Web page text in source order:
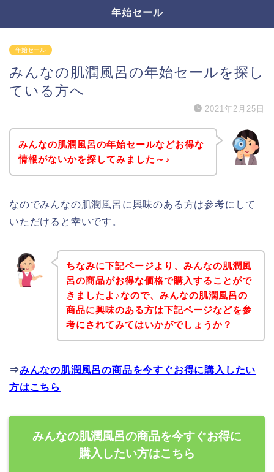
年始セール
年始セール
みんなの肌潤風呂の年始セールを探し
ている方へ
2021年2月25日
みんなの肌潤風呂の年始セールなどお得な
情報がないかを探してみました～♪
なのでみんなの肌潤風呂に興味のある方は参考にして
いただけると幸いです。
ちなみに下記ページより、みんなの肌潤風
呂の商品がお得な価格で購入することがで
きましたよ♪なので、みんなの肌潤風呂の
商品に興味のある方は下記ページなどを参
考にされてみてはいかがでしょうか？
⇒みんなの肌潤風呂の商品を今すぐお得に購入したい
方はこちら
みんなの肌潤風呂の商品を今すぐお得に
購入したい方はこちら